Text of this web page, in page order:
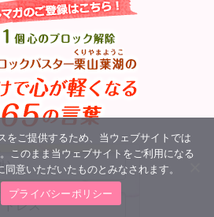
をご提供するため、当ウェブサイトでは
このまま当ウェブサイトをご利用になる
意いただいたものとみなされます。
プライバシーポリシー